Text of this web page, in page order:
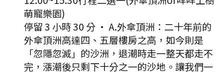
萌寵樂園)
停留 3 小時 30 分 · A.外傘頂洲：二十年前的
外傘頂洲高達四、五層樓房之高，如今則是
「忽隱忽滅」的沙洲，退潮時走一整天都走不
完，漲潮後只剩下十分之一的沙地。讓我們一